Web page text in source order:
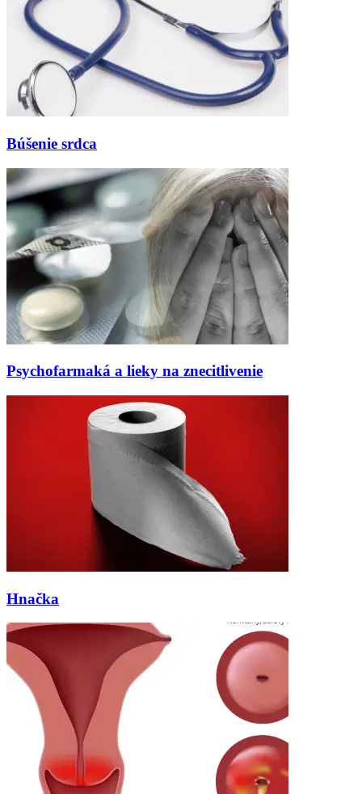
Búšenie srdca
Psychofarmaká a lieky na znecitlivenie
Hnačka